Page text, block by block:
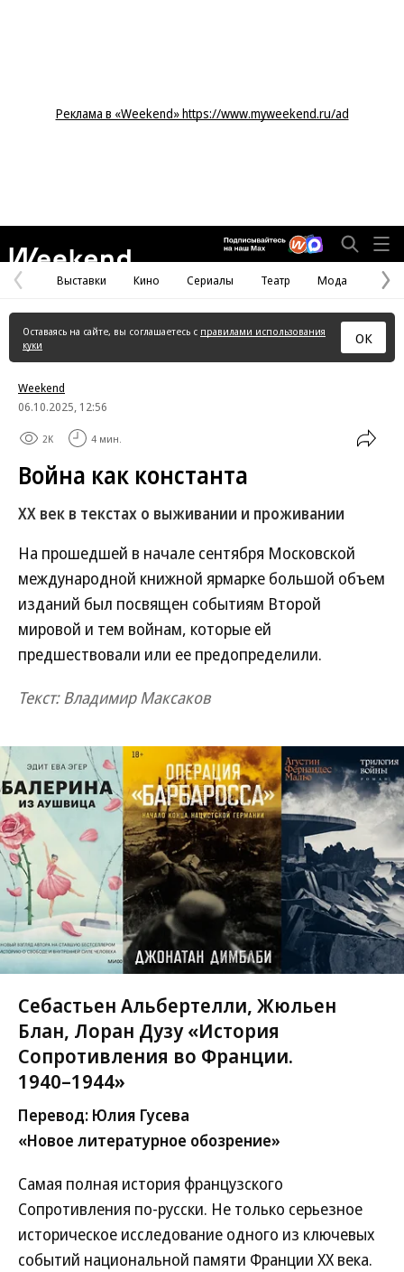
Реклама в «Weekend» https://www.myweekend.ru/ad
Предыдущая
страница
Выставки Кино Сериалы Театр Мода
Оставаясь на сайте, вы соглашаетесь с правилами использования
куки
ОК
Weekend
06.10.2025, 12:56
2K 4 мин.
Война как константа
XX век в текстах о выживании и проживании
На прошедшей в начале сентября Московской
международной книжной ярмарке большой объем
изданий был посвящен событиям Второй
мировой и тем войнам, которые ей
предшествовали или ее предопределили.
Текст: Владимир Максаков
Себастьен Альбертелли, Жюльен
Блан, Лоран Дузу «История
Сопротивления во Франции.
1940–‍1944»
Перевод: Юлия Гусева
«Новое литературное обозрение»
Самая полная история французского
Сопротивления по-русски. Не только серьезное
историческое исследование одного из ключевых
событий национальной памяти Франции XX века.